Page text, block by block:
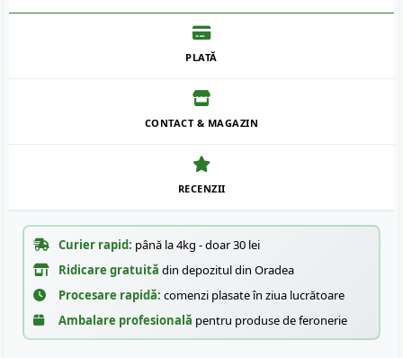
PLATĂ
CONTACT & MAGAZIN
RECENZII
Curier rapid: până la 4kg - doar 30 lei
Ridicare gratuită din depozitul din Oradea
Procesare rapidă: comenzi plasate în ziua lucrătoare
Ambalare profesională pentru produse de feronerie